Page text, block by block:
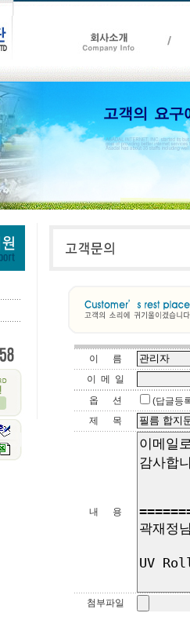
이 름
이 메 일
옵 션
(답글등
제 목
내 용
첨부파일